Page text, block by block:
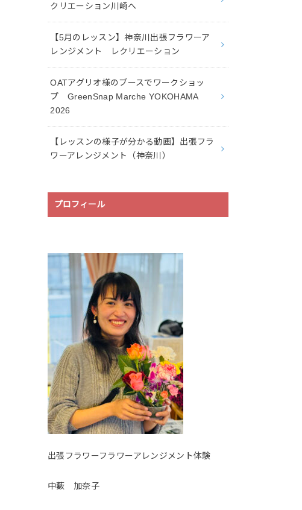
クリエーション川崎へ
【5月のレッスン】神奈川出張フラワーア
レンジメント レクリエーション
OATアグリオ様のブースでワークショッ
プ GreenSnap Marche YOKOHAMA
2026
【レッスンの様子が分かる動画】出張フラ
ワーアレンジメント（神奈川）
プロフィール
出張フラワーフラワーアレンジメント体験
中藪 加奈子